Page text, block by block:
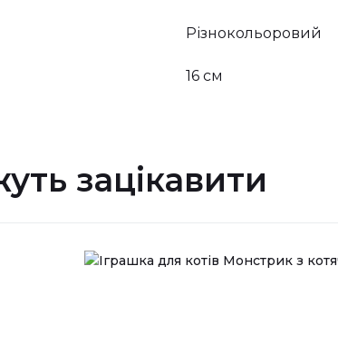
Різнокольоровий
16 см
зацікавити